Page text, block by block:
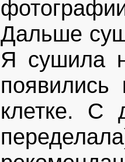
Дальше
Я сушила
клетке. С